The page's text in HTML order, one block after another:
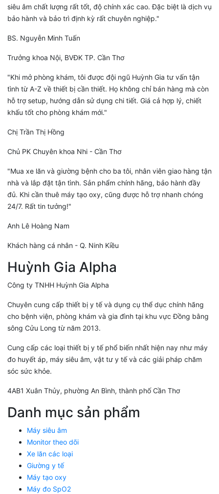
siêu âm chất lượng rất tốt, độ chính xác cao. Đặc biệt là dịch vụ
bảo hành và bảo trì định kỳ rất chuyên nghiệp."
BS. Nguyễn Minh Tuấn
Trưởng khoa Nội, BVĐK TP. Cần Thơ
"Khi mở phòng khám, tôi được đội ngũ Huỳnh Gia tư vấn tận
tình từ A-Z về thiết bị cần thiết. Họ không chỉ bán hàng mà còn
hỗ trợ setup, hướng dẫn sử dụng chi tiết. Giá cả hợp lý, chiết
khấu tốt cho phòng khám mới."
Chị Trần Thị Hồng
Chủ PK Chuyên khoa Nhi - Cần Thơ
"Mua xe lăn và giường bệnh cho ba tôi, nhân viên giao hàng tận
nhà và lắp đặt tận tình. Sản phẩm chính hãng, bảo hành đầy
đủ. Khi cần thuê máy tạo oxy, cũng được hỗ trợ nhanh chóng
24/7. Rất tin tưởng!"
Anh Lê Hoàng Nam
Khách hàng cá nhân - Q. Ninh Kiều
Huỳnh Gia Alpha
Công ty TNHH Huỳnh Gia Alpha
Chuyên cung cấp thiết bị y tế và dụng cụ thể dục chính hãng
cho bệnh viện, phòng khám và gia đình tại khu vực Đồng bằng
sông Cửu Long từ năm 2013.
Cung cấp các loại thiết bị y tế phổ biến nhất hiện nay như máy
đo huyết áp, máy siêu âm, vật tư y tế và các giải pháp chăm
sóc sức khỏe.
4AB1 Xuân Thủy, phường An Bình, thành phố Cần Thơ
Danh mục sản phẩm
Máy siêu âm
Monitor theo dõi
Xe lăn các loại
Giường y tế
Máy tạo oxy
Máy đo SpO2